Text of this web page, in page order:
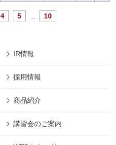
4 5 10
IR情報
採用情報
商品紹介
講習会のご案内